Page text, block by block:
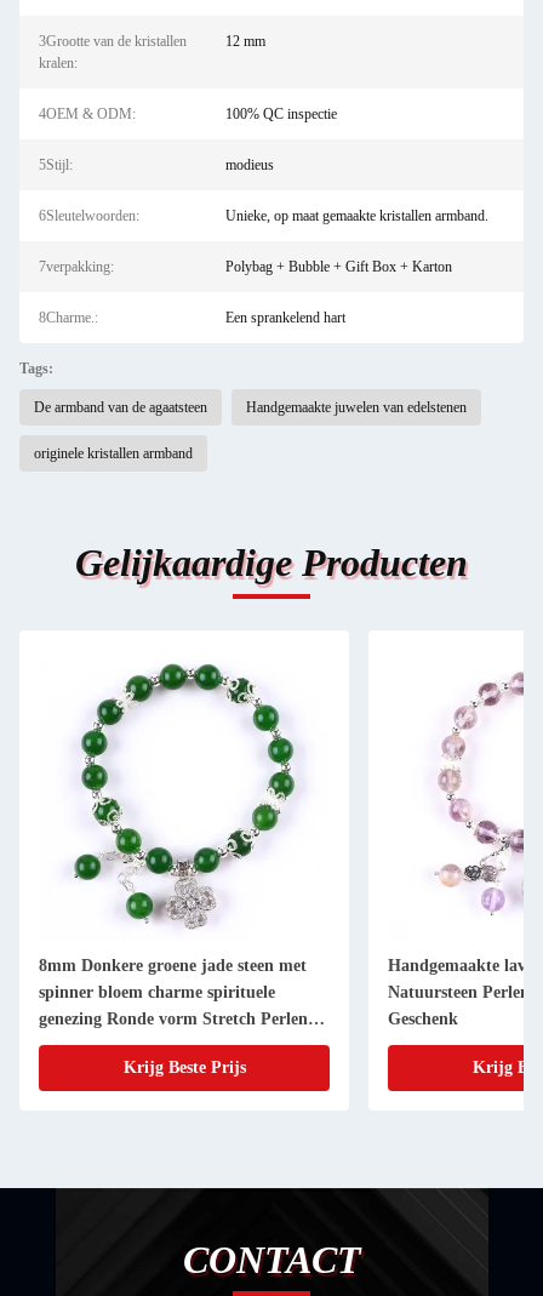
3Grootte van de kristallen
kralen:
12 mm
4OEM & ODM: 100% QC inspectie
5Stijl: modieus
6Sleutelwoorden: Unieke, op maat gemaakte kristallen armband.
7verpakking: Polybag + Bubble + Gift Box + Karton
8Charme.: Een sprankelend hart
Tags:
De armband van de agaatsteen Handgemaakte juwelen van edelstenen
originele kristallen armband
Gelijkaardige Producten
8mm Donkere groene jade steen met
spinner bloem charme spirituele
genezing Ronde vorm Stretch Perlen
Armband
Krijg Beste Prijs
Handgemaakte
Natuursteen Perlen
Geschenk
Krijg
CONTACT